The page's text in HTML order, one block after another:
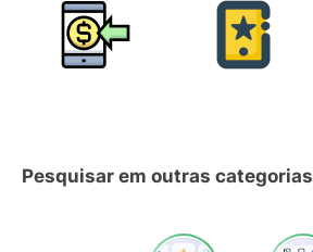
Pesquisar em outras categorias